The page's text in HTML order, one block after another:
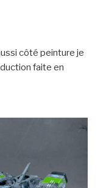
côté peinture je
faite en